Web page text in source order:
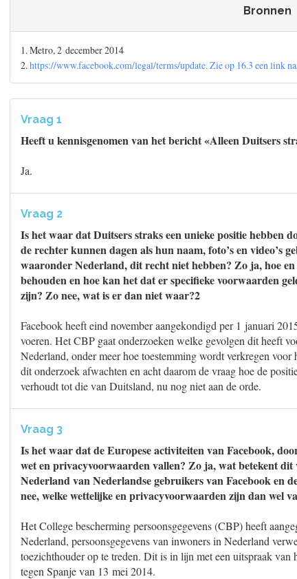
Bronnen
1. Metro, 2 december 2014
2.https://www.facebook.com/legal/terms/update. Zie op 16.3 een link
Vraag 1
Heeft u kennisgenomen van het bericht «Alleen Duitsers
Ja.
Vraag 2
Is het waar dat Duitsers straks een unieke positie hebben
de rechter kunnen dagen als hun naam, foto’s en video’s
waaronder Nederland, dit recht niet hebben? Zo ja, hoe
behouden en hoe kan het dat er specifieke voorwaarden
zijn? Zo nee, wat is er dan niet waar?2
Facebook heeft eind november aangekondigd per 1 januari
voeren. Het CBP gaat onderzoeken welke gevolgen dit heeft
Nederland, onder meer hoe toestemming wordt verkregen
dit onderzoek afwachten en acht daarom de vraag hoe de
verhoudt tot die van Duitsland, nu nog niet aan de orde.
Vraag 3
Is het waar dat de Europese activiteiten van Facebook,
wet en privacyvoorwaarden vallen? Zo ja, wat betekent
Nederland van Nederlandse gebruikers van Facebook en
nee, welke wettelijke en privacyvoorwaarden zijn dan wel
Het College bescherming persoonsgegevens (CBP) heeft
Nederland, persoonsgegevens van inwoners in Nederland
toezichthouder op te treden. Dit is in lijn met een uitspraak
tegen Spanje van 13 mei 2014.